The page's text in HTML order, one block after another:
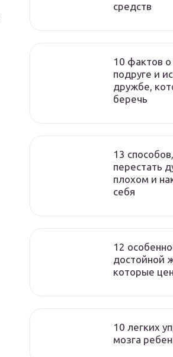
средств
10 фактов
подруге и
дружбе,
беречь
13
перестать
плохом и
себя
12
достойной
которые
10 легких
мозга